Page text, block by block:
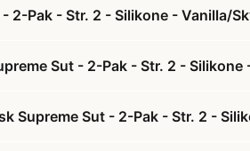
2-Pak - Str. 2 - Silikone - Vanilla/
Sut - 2-Pak - Str. 2 - Silikone
Supreme Sut - 2-Pak - Str. 2 -